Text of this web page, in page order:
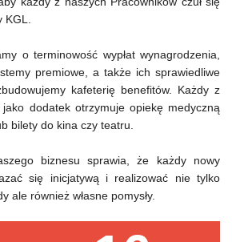
o terminowość wypłat wynagrodzenia,
premiowe, a także ich sprawiedliwe
kafeterię benefitów. Każdy z
dodatek otrzymuje opiekę medyczną
bilety do kina czy teatru.
biznesu sprawia, że każdy nowy
się inicjatywą i realizować nie tylko
ale również własne pomysły.